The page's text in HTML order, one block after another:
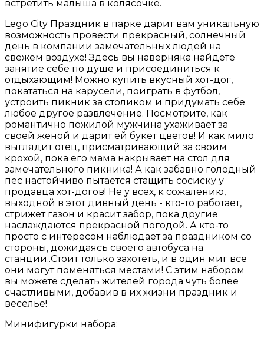
встретить малыша в колясочке.
Lego City Праздник в парке дарит вам уникальную
возможность провести прекрасный, солнечный
день в компании замечательных людей на
свежем воздухе! Здесь вы наверняка найдете
занятие себе по душе и присоединиться к
отдыхающим! Можно купить вкусный хот-дог,
покататься на карусели, поиграть в футбол,
устроить пикник за столиком и придумать себе
любое другое развлечение. Посмотрите, как
романтично пожилой мужчина ухаживает за
своей женой и дарит ей букет цветов! И как мило
выглядит отец, присматривающий за своим
крохой, пока его мама накрывает на стол для
замечательного пикника! А как забавно голодный
пес настойчиво пытается стащить сосиску у
продавца хот-догов! Не у всех, к сожалению,
выходной в этот дивный день - кто-то работает,
стрижет газон и красит забор, пока другие
наслаждаются прекрасной погодой. А кто-то
просто с интересом наблюдает за праздником со
стороны, дожидаясь своего автобуса на
станции..Стоит только захотеть, и в один миг все
они могут поменяться местами! С этим набором
вы можете сделать жителей города чуть более
счастливыми, добавив в их жизни праздник и
веселье!
Минифигурки набора: